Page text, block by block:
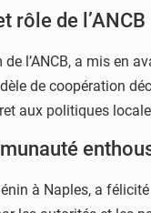
rôle de l’ANCB
l’ANCB, a mis en
de coopération
aux politiques
à Naples, a